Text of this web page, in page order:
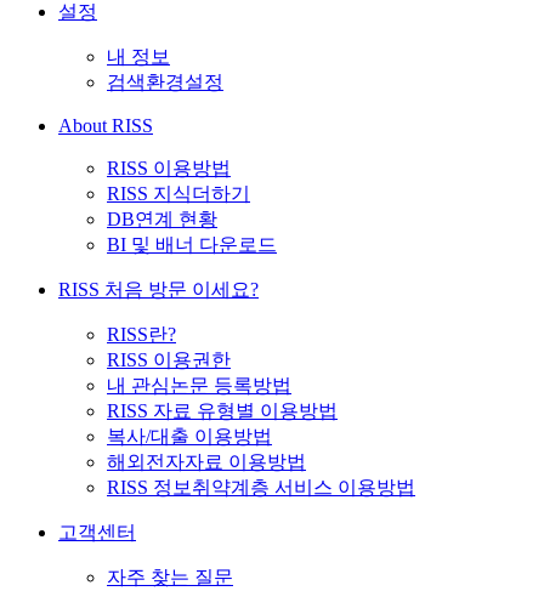
설정
내 정보
검색환경설정
About RISS
RISS 이용방법
RISS 지식더하기
DB연계 현황
BI 및 배너 다운로드
RISS 처음 방문 이세요?
RISS란?
RISS 이용권한
내 관심논문 등록방법
RISS 자료 유형별 이용방법
복사/대출 이용방법
해외전자자료 이용방법
RISS 정보취약계층 서비스 이용방법
고객센터
자주 찾는 질문